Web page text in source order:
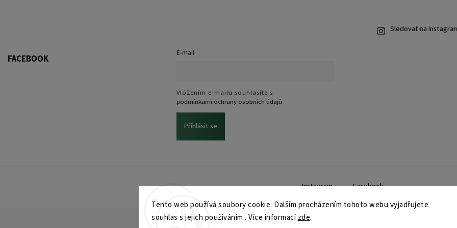
Tento web používá soubory cookie. Dalším procházením tohoto webu vyjadřujete
souhlas s jejich používáním.. Více informacízde.
Sledovat na
FACEBOOK
E-mail
Vložením e-mailu souhlasíte s
podmínkami ochrany osobních údajů
Přihlásit se
Instagram Facebook